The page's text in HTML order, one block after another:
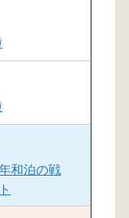
和泊の戦